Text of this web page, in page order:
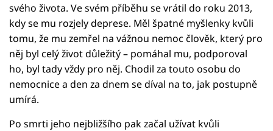
svého života. Ve svém příběhu se vrátil do roku 2013,
kdy se mu rozjely deprese. Měl špatné myšlenky kvůli
tomu, že mu zemřel na vážnou nemoc člověk, který pro
něj byl celý život důležitý – pomáhal mu, podporoval
ho, byl tady vždy pro něj. Chodil za touto osobu do
nemocnice a den za dnem se díval na to, jak postupně
umírá.
Po smrti jeho nejbližšího pak začal užívat kvůli